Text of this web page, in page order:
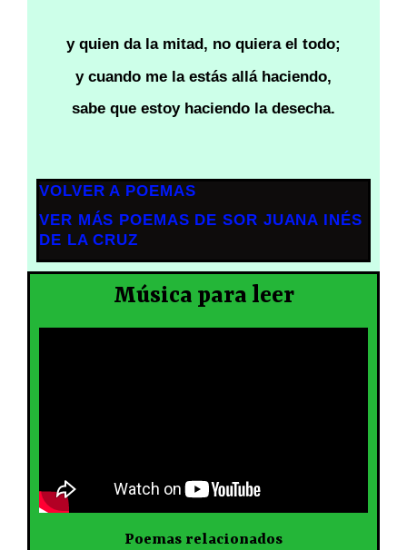
y quien da la mitad, no quiera el todo;
y cuando me la estás allá haciendo,
sabe que estoy haciendo la desecha.
VOLVER A POEMAS
VER MÁS POEMAS DE SOR JUANA INÉS
DE LA CRUZ
Música para leer
Poemas relacionados